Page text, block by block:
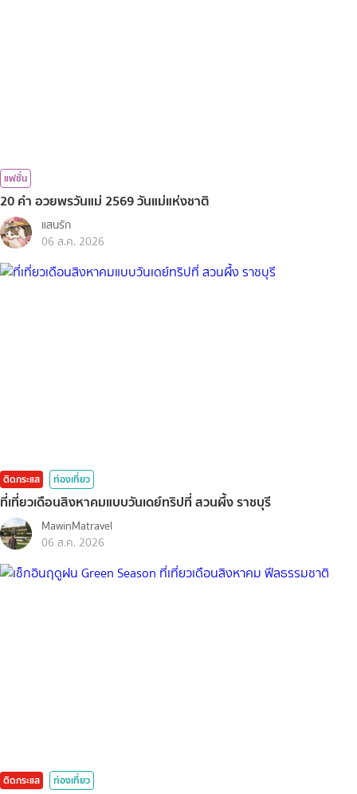
แฟชั่น
20 คำ อวยพรวันแม่ 2569 วันแม่แห่งชาติ
แสนรัก
06 ส.ค. 2026
ติดกระแส ท่องเที่ยว
ที่เที่ยวเดือนสิงหาคมแบบวันเดย์ทริปที่ สวนผึ้ง ราชบุรี
MawinMatravel
06 ส.ค. 2026
ติดกระแส ท่องเที่ยว